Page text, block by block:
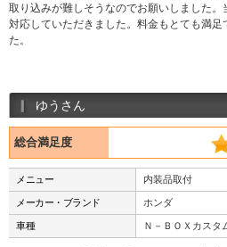
取り込みが難しそうなのでお願いしました。
対応していただきました。料金もとても満足
た。
ゆうさん
総合満足度
メニュー 内装品取付
メーカー・ブランド ホンダ
車種 Ｎ－ＢＯＸカスタ